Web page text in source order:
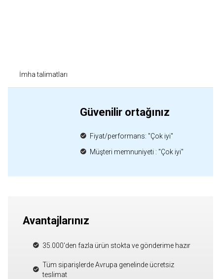
İmha talimatları
Güvenilir ortağınız
Fiyat/performans: "Çok iyi"
Müşteri memnuniyeti : "Çok iyi"
Avantajlarınız
35.000'den fazla ürün stokta ve gönderime hazır
Tüm siparişlerde Avrupa genelinde ücretsiz
teslimat